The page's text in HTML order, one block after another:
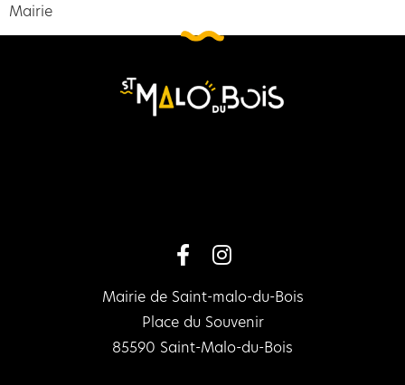
Mairie
Mairie de Saint-malo-du-Bois
Place du Souvenir
85590 Saint-Malo-du-Bois